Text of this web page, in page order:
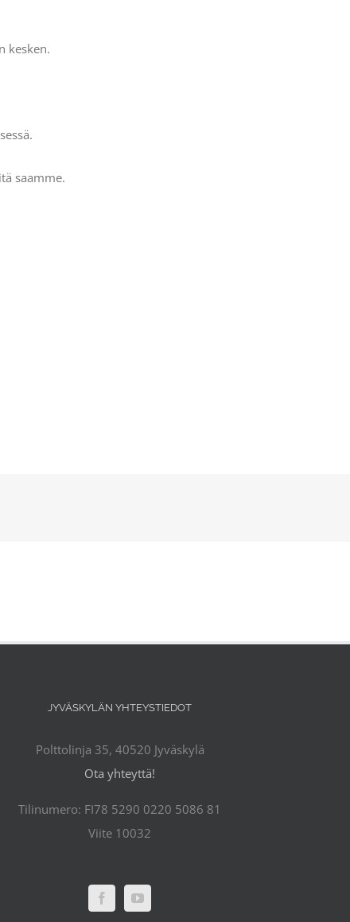
kesken.
saamme.
JYVÄSKYLÄN YHTEYSTIEDOT
Polttolinja 35, 40520 Jyväskylä
Ota yhteyttä!
Tilinumero: FI78 5290 0220 5086 81
Viite 10032